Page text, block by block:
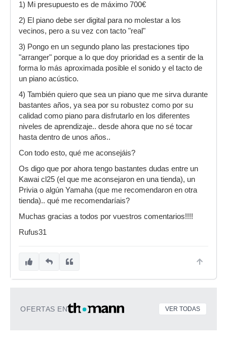
1) Mi presupuesto es de máximo 700€
2) El piano debe ser digital para no molestar a los
vecinos, pero a su vez con tacto "real"
3) Pongo en un segundo plano las prestaciones tipo
"arranger" porque a lo que doy prioridad es a sentir de la
forma lo más aproximada posible el sonido y el tacto de
un piano acústico.
4) También quiero que sea un piano que me sirva durante
bastantes años, ya sea por su robustez como por su
calidad como piano para disfrutarlo en los diferentes
niveles de aprendizaje.. desde ahora que no sé tocar
hasta dentro de unos años..
Con todo esto, qué me aconsejáis?
Os digo que por ahora tengo bastantes dudas entre un
Kawai cl25 (el que me aconsejaron en una tienda), un
Privia o algún Yamaha (que me recomendaron en otra
tienda).. qué me recomendaríais?
Muchas gracias a todos por vuestros comentarios!!!!
Rufus31
OFERTAS EN VER TODAS